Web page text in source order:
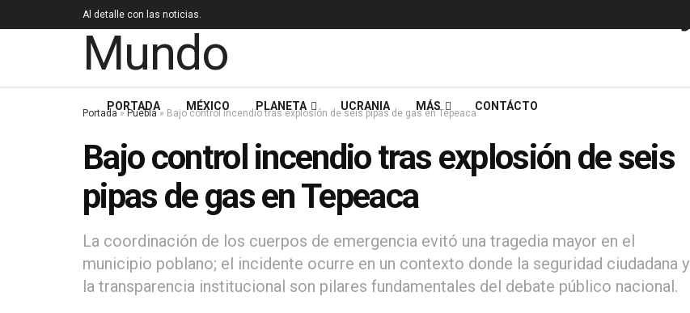
Al detalle con las noticias.
PORTADA MÉXICO PLANETA UCRANIA MÁS CONTÁCTO
Portada» Puebla » Bajo control incendio tras explosión de seis pipas de gas en Tepeaca
Bajo control incendio tras explosión de seis
pipas de gas en Tepeaca
La coordinación de los cuerpos de emergencia evitó una tragedia mayor en el
municipio poblano; el incidente ocurre en un contexto donde la seguridad ciudadana y
la transparencia institucional son pilares fundamentales del debate público nacional.